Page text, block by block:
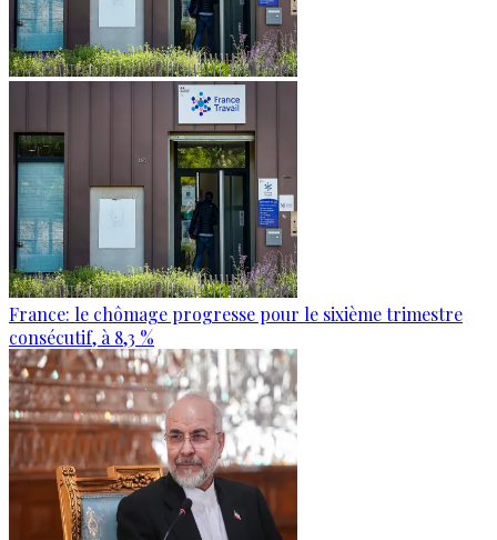
France: le chômage progresse pour le sixième trimestre
consécutif, à 8,3 %